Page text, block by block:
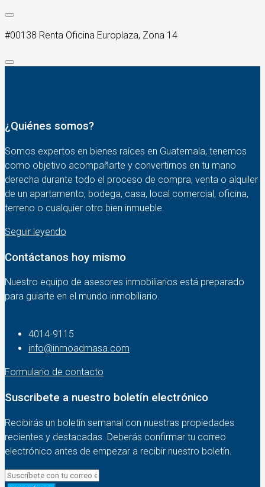
#00138 Renta Oficina Europlaza, Zona 14
¿Quiénes somos?
Somos expertos en bienes raíces en Guatemala, tenemos
como objetivo acompañarte y convertirnos en tu mano
derecha durante todo el proceso de compra, venta o alquiler
de un apartamento, bodega, casa, local comercial, oficina,
terreno o cualquier otro bien inmueble.
Seguir leyendo
Contáctanos hoy mismo
Nuestro equipo de asesores inmobiliarios está preparado
para guiarte en el mundo inmobiliario.
4014-9115‬
info@inmoadmasa.com
Formulario de contacto
Suscribete a nuestro boletín electrónico
Recibirás un boletín semanal con nuestras propiedades
recientes y destacadas. Deberás confirmar tu correo
electrónico antes de empezar a recibir nuestro boletín.